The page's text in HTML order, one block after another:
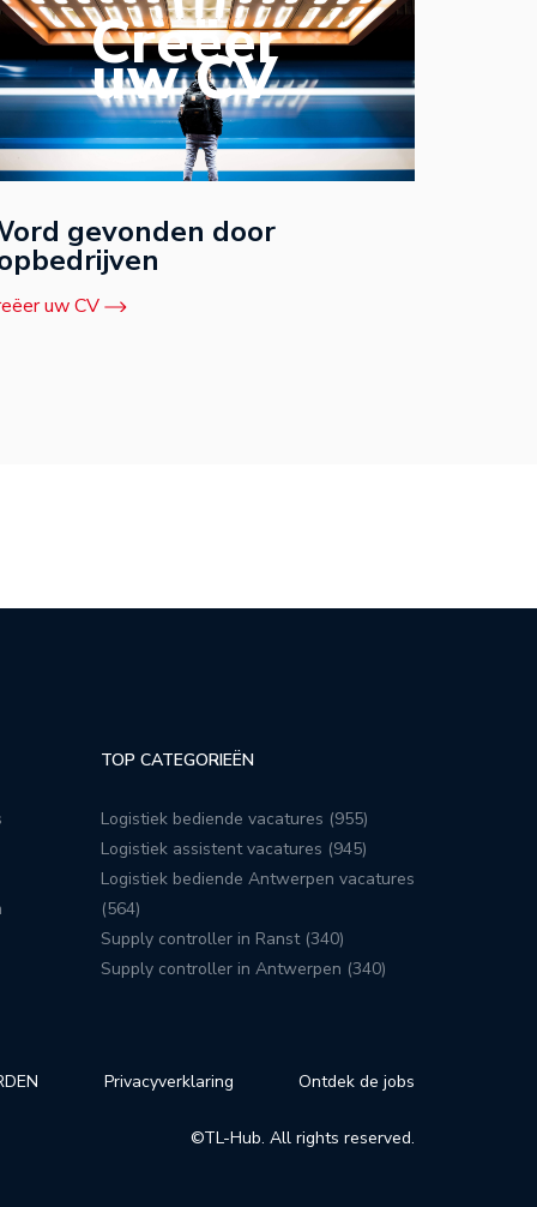
Creëer
uw CV
gevonden door
uw CV
TOP CATEGORIEËN
Logistiek bediende vacatures (955)
Logistiek assistent vacatures (945)
Logistiek bediende Antwerpen vacatures
(564)
Supply controller in Ranst (340)
Supply controller in Antwerpen (340)
Privacyverklaring Ontdek de jobs
©TL-Hub. All rights reserved.